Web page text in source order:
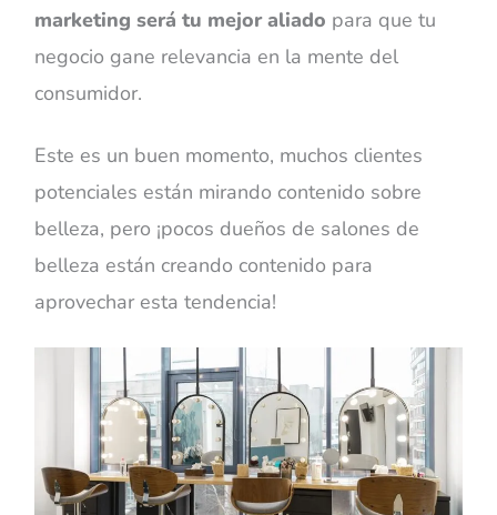
marketing será tu mejor aliado para que tu
negocio gane relevancia en la mente del
consumidor.
Este es un buen momento, muchos clientes
potenciales están mirando contenido sobre
belleza, pero ¡pocos dueños de salones de
belleza están creando contenido para
aprovechar esta tendencia!